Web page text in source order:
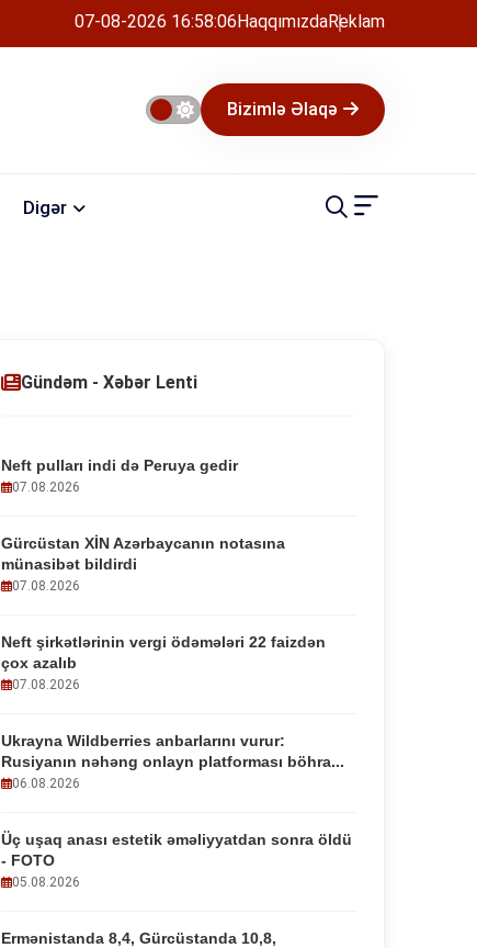
07-08-2026 16:58:06HaqqımızdaReklam
Bizimlə Əlaqə
Digər
Gündəm - Xəbər Lenti
Neft pulları indi də Peruya gedir
07.08.2026
Gürcüstan XİN Azərbaycanın notasına
münasibət bildirdi
07.08.2026
Neft şirkətlərinin vergi ödəmələri 22 faizdən
çox azalıb
07.08.2026
Ukrayna Wildberries anbarlarını vurur:
Rusiyanın nəhəng onlayn platforması böhra...
06.08.2026
Üç uşaq anası estetik əməliyyatdan sonra öldü
- FOTO
05.08.2026
Ermənistanda 8,4, Gürcüstanda 10,8,